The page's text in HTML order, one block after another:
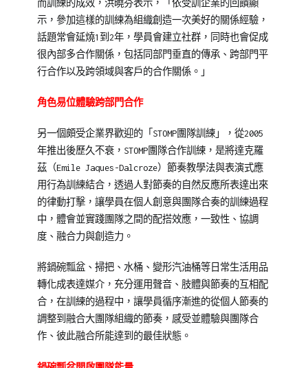
而訓練的成效，洪曉芬表示，「依受訓企業的回饋顯
示，參加這樣的訓練為組織創造一次美好的關係經驗，
話題常會延燒1到2年，學員會建立社群，同時也會促成
很內部多合作關係，包括同部門垂直的傳承、跨部門平
行合作以及跨領域與客戶的合作關係。」
角色易位體驗跨部門合作
另一個頗受企業界歡迎的「STOMP團隊訓練」，從2005
年推出後歷久不衰，STOMP團隊合作訓練，是將達克羅
茲（Emile Jaques-Dalcroze）節奏教學法與表演式應
用行為訓練結合，透過人對節奏的自然反應所表達出來
的律動打擊，讓學員在個人創意與團隊合奏的訓練過程
中，體會並實踐團隊之間的配搭效應，一致性、協調
度、融合力與創造力。
將鍋碗瓢盆、掃把、水桶、變形汽油桶等日常生活用品
轉化成表達媒介，充分運用聲音、肢體與節奏的互相配
合，在訓練的過程中，讓學員循序漸進的從個人節奏的
調整到融合大團隊組織的節奏，感受並體驗與團隊合
作、彼此融合所能達到的最佳狀態。